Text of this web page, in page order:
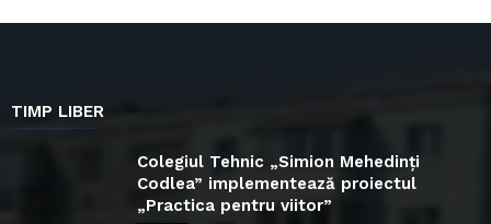
TIMP LIBER
Colegiul Tehnic „Simion Mehedinți
Codlea” implementează proiectul
„Practica pentru viitor”